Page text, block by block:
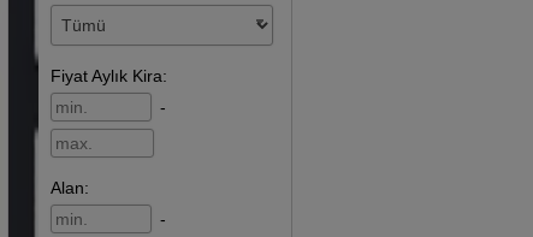
FiyatAylık Kira:
-
Alan:
-